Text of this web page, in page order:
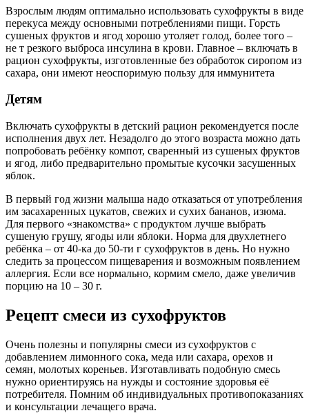
Взрослым людям оптимально использовать сухофрукты в виде
перекуса между основными потреблениями пищи. Горсть
сушеных фруктов и ягод хорошо утоляет голод, более того –
не т резкого выброса инсулина в крови. Главное – включать в
рацион сухофрукты, изготовленные без обработок сиропом из
сахара, они имеют неоспоримую пользу для иммунитета
Детям
Включать сухофрукты в детский рацион рекомендуется после
исполнения двух лет. Незадолго до этого возраста можно дать
попробовать ребёнку компот, сваренный из сушеных фруктов
и ягод, либо предварительно промытые кусочки засушенных
яблок.
В первый год жизни малыша надо отказаться от употребления
им засахаренных цукатов, свежих и сухих бананов, изюма.
Для первого «знакомства» с продуктом лучше выбрать
сушеную грушу, ягоды или яблоки. Норма для двухлетнего
ребёнка – от 40-ка до 50-ти г сухофруктов в день. Но нужно
следить за процессом пищеварения и возможным появлением
аллергия. Если все нормально, кормим смело, даже увеличив
порцию на 10 – 30 г.
Рецепт смеси из сухофруктов
Очень полезны и популярны смеси из сухофруктов с
добавлением лимонного сока, меда или сахара, орехов и
семян, молотых кореньев. Изготавливать подобную смесь
нужно ориентируясь на нужды и состояние здоровья её
потребителя. Помним об индивидуальных противопоказаниях
и консультации лечащего врача.